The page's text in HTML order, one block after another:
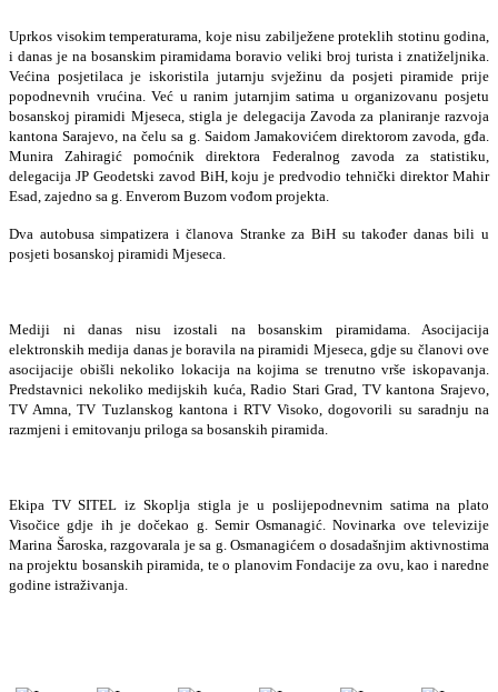
Uprkos visokim temperaturama, koje nisu zabilježene proteklih stotinu godina,
i danas je na bosanskim piramidama boravio veliki broj turista i znatiželjnika.
Većina posjetilaca je iskoristila jutarnju svježinu da posjeti piramide prije
popodnevnih vrućina. Već u ranim jutarnjim satima u organizovanu posjetu
bosanskoj piramidi Mjeseca, stigla je delegacija Zavoda za planiranje razvoja
kantona Sarajevo, na čelu sa g. Saidom Jamakovićem direktorom zavoda, gđa.
Munira Zahiragić pomoćnik direktora Federalnog zavoda za statistiku,
delegacija JP Geodetski zavod BiH, koju je predvodio tehnički direktor Mahir
Esad, zajedno sa g. Enverom Buzom vođom projekta.
Dva autobusa simpatizera i članova Stranke za BiH su također danas bili u
posjeti bosanskoj piramidi Mjeseca.
Mediji ni danas nisu izostali na bosanskim piramidama. Asocijacija
elektronskih medija danas je boravila na piramidi Mjeseca, gdje su članovi ove
asocijacije obišli nekoliko lokacija na kojima se trenutno vrše iskopavanja.
Predstavnici nekoliko medijskih kuća, Radio Stari Grad, TV kantona Srajevo,
TV Amna, TV Tuzlanskog kantona i RTV Visoko, dogovorili su saradnju na
razmjeni i emitovanju priloga sa bosanskih piramida.
Ekipa TV SITEL iz Skoplja stigla je u poslijepodnevnim satima na plato
Visočice gdje ih je dočekao g. Semir Osmanagić. Novinarka ove televizije
Marina Šaroska, razgovarala je sa g. Osmanagićem o dosadašnjim aktivnostima
na projektu bosanskih piramida, te o planovim Fondacije za ovu, kao i naredne
godine istraživanja.